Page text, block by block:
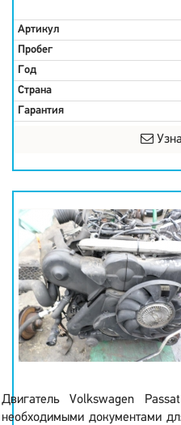
Артикул
Пробег
Год
Страна
Гарантия
Двигатель Volkswagen
необходимыми документами